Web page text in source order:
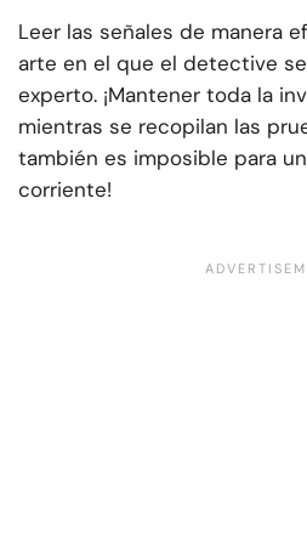
Leer las señales de manera
arte en el que el detective
experto. ¡Mantener toda la
mientras se recopilan las
también es imposible para
corriente!